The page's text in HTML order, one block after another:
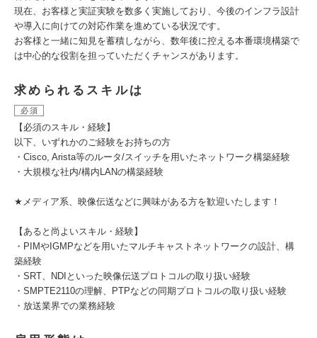
現在、お客様と実証実験を数多く実施しており、今後のインフラ設計
や導入に向けての対応作業を進めている状況です。
お客様と一緒に知見を蓄積しながら、数年後に控える本番環境構築で
は中心的な役割を担っていただくチャンスがあります。
求められるスキルは
必須
【必須のスキル・経験】
以下、いずれかのご経験をお持ちの方
・Cisco, Arista等のルータ/スイッチを用いたネットワーク構築経験
・大規模な社内/構内LANの構築経験
★メディア系、映像伝送などに興味がある方を歓迎いたします！
【あると尚よいスキル・経験】
・PIMやIGMPなどを用いたマルチキャストネットワークの設計、構
築経験
・SRT、NDIといった映像伝送プロトコルの取り扱い経験
・SMPTE2110の理解、PTPなどの同期プロトコルの取り扱い経験
・放送業界での業務経験